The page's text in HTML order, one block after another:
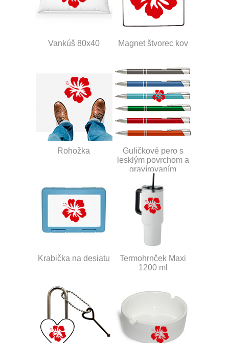
Vankúš 80x40 Magnet štvorec kov
Rohožka
Guličkové pero s
lesklým povrchom a
gravírovaním
Krabička na desiatu
Termohrnček Maxi
1200 ml